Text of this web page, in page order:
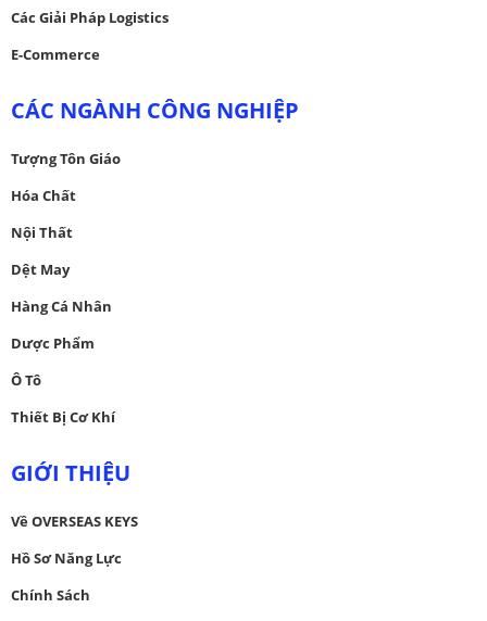
Các Giải Pháp Logistics
E-Commerce
CÁC NGÀNH CÔNG NGHIỆP
Tượng Tôn Giáo
Hóa Chất
Nội Thất
Dệt May
Hàng Cá Nhân
Dược Phẩm
Ô Tô
Thiết Bị Cơ Khí
GIỚI THIỆU
Về OVERSEAS KEYS
Hồ Sơ Năng Lực
Chính Sách